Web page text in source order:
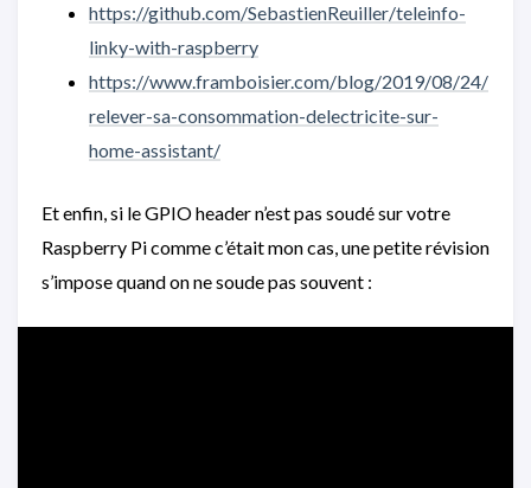
https://github.com/SebastienReuiller/teleinfo-
linky-with-raspberry
https://www.framboisier.com/blog/2019/08/24/
relever-sa-consommation-delectricite-sur-
home-assistant/
Et enfin, si le GPIO header n’est pas soudé sur votre
Raspberry Pi comme c’était mon cas, une petite révision
s’impose quand on ne soude pas souvent :